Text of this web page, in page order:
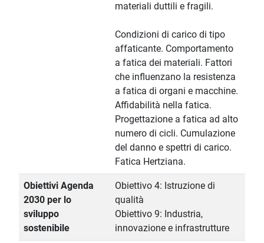
materiali duttili e fragili.
Condizioni di carico di tipo
affaticante. Comportamento
a fatica dei materiali. Fattori
che influenzano la resistenza
a fatica di organi e macchine.
Affidabilità nella fatica.
Progettazione a fatica ad alto
numero di cicli. Cumulazione
del danno e spettri di carico.
Fatica Hertziana.
Obiettivi Agenda
2030 per lo
sviluppo
sostenibile
Obiettivo 4: Istruzione di
qualità
Obiettivo 9: Industria,
innovazione e infrastrutture